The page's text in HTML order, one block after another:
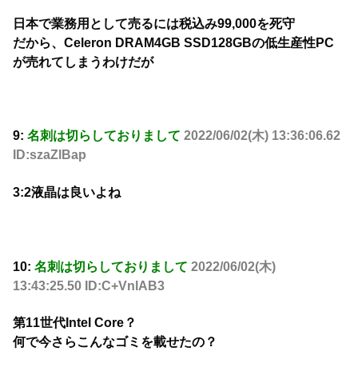
日本で業務用として売るには税込み99,000を死守
だから、Celeron DRAM4GB SSD128GBの低生産性PC
が売れてしまうわけだが
9: 名刺は切らしておりまして 2022/06/02(木) 13:36:06.62
ID:szaZlBap
3:2液晶は良いよね
10: 名刺は切らしておりまして 2022/06/02(木)
13:43:25.50 ID:C+VnlAB3
第11世代Intel Core？
何で今さらこんなゴミを載せたの？